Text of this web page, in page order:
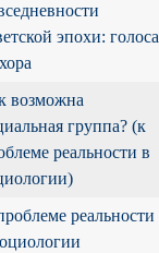
эпохи: голоса
возможна
группа? (к
реальности в
реальности